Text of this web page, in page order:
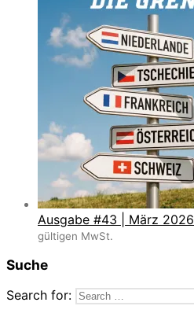
Ausgabe #43 | März 2026
gültigen MwSt.
Suche
Search for: